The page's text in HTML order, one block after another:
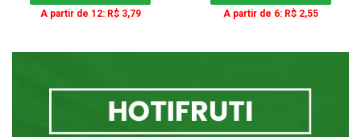
A partir de 12: R$ 3,79 A partir de 6: R$ 2,55